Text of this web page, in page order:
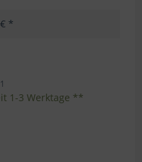
*
1
1-3 Werktage **